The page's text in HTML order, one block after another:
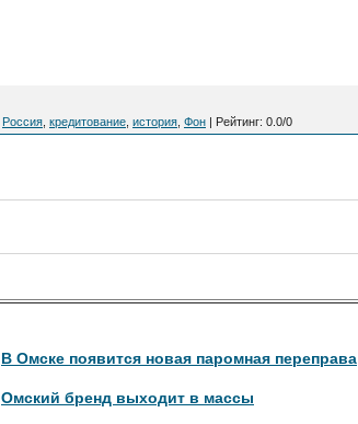
Россия кредитование история Фон | Рейтинг: 0.0/0
В Омске появится новая паромная переправа
Омский бренд выходит в массы